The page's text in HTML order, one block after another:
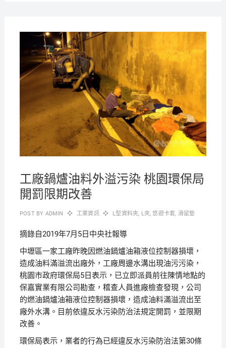
工廠鍋爐油料外溢污染 桃園環保局
開罰限期改善
POST BY ADMIN 工業資訊 L型資料夾, L夾,悠遊卡套, 滑鼠墊
摘錄自2019年7月5日中央社報導
中壢區一家工廠昨晚因燃油鍋爐油箱液位控制器損壞，
造成油料滿溢流出廠外，工廠周邊水溝出現油污污染，
桃園市政府環保局5日表示，已立即派員前往陳情地點的
保嘉實業有限公司勘查，稽查人員進廠檢查發現，公司
的燃油鍋爐油箱液位控制器損壞，造成油料滿溢流出至
廠外水溝。目前依違反水污染防治法規定開罰，並限期
改善。
環保局表示，業者的行為已經違反水污染防治法第30條